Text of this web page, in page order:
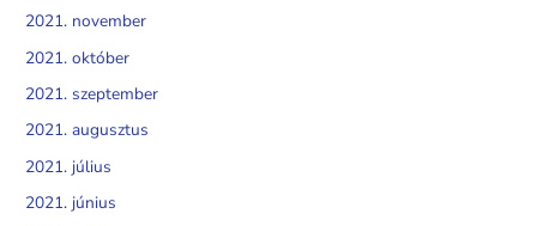
2021. november
2021. október
2021. szeptember
2021. augusztus
2021. július
2021. június